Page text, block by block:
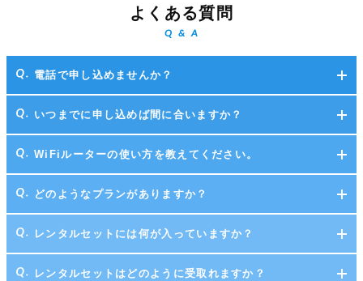
よくある質問
Q & A
電話で申し込めませんか？
いつまでに申し込めば間に合いますか？
WiFiルーターの使い方を教えてください。
どのようなプランがありますか？
レンタルセットには何が入っていますか？
レンタルセットはどのように受取れますか？